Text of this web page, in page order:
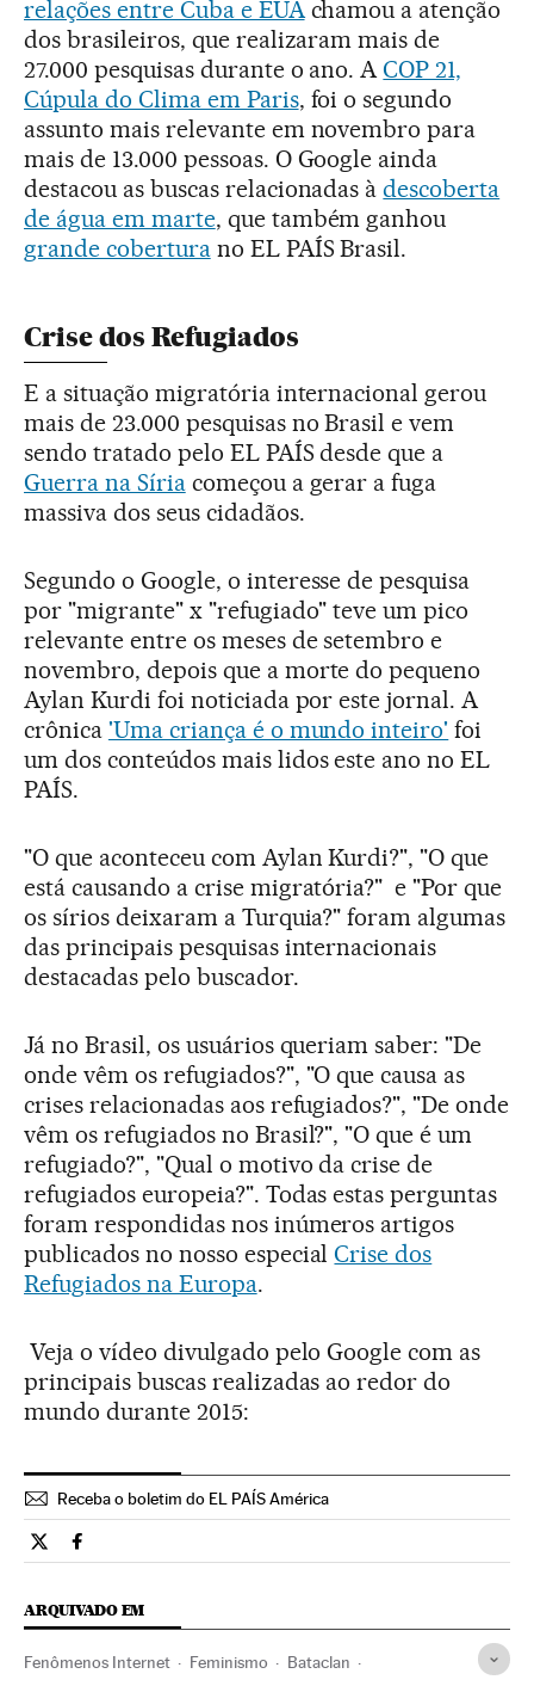
relações entre Cuba e EUAchamou a atenção
dos brasileiros, que realizaram mais de
27.000 pesquisas durante o ano. ACOP 21,
Cúpula do Clima em Paris, foi o segundo
assunto mais relevante em novembro para
mais de 13.000 pessoas. O Google ainda
destacou as buscas relacionadas àdescoberta
de água em marte, que também ganhou
grande coberturano EL PAÍS Brasil.
Crise dos Refugiados
E a situação migratória internacional gerou
mais de 23.000 pesquisas no Brasil e vem
sendo tratado pelo EL PAÍS desde que a
Guerra na Síriacomeçou a gerar a fuga
massiva dos seus cidadãos.
Segundo o Google, o interesse de pesquisa
por "migrante" x "refugiado" teve um pico
relevante entre os meses de setembro e
novembro, depois que a morte do pequeno
Aylan Kurdi foi noticiada por este jornal. A
crônica 'Uma criança é o mundo inteiro' foi
um dos conteúdos mais lidos este ano no EL
PAÍS.
"O que aconteceu com Aylan Kurdi?", "O que
está causando a crise migratória?" e "Por que
os sírios deixaram a Turquia?" foram algumas
das principais pesquisas internacionais
destacadas pelo buscador.
Já no Brasil, os usuários queriam saber: "De
onde vêm os refugiados?", "O que causa as
crises relacionadas aos refugiados?", "De onde
vêm os refugiados no Brasil?", "O que é um
refugiado?", "Qual o motivo da crise de
refugiados europeia?". Todas estas perguntas
foram respondidas nos inúmeros artigos
publicados no nosso especialCrise dos
Refugiados na Europa.
Veja o vídeo divulgado pelo Google com as
principais buscas realizadas ao redor do
mundo durante 2015:
Receba o boletim do EL PAÍS América
Tecnologia El País Brasil en Twitter
Tecnologia El País Brasil en Facebook
ARQUIVADO EM
Fenômenos Internet Feminismo Bataclan